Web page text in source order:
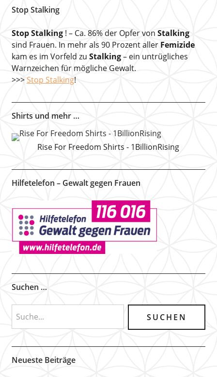
Stop Stalking
Stop Stalking! – Ca. 86% der Opfer von Stalking
sind Frauen. In mehr als 90 Prozent aller Femizide
kam es im Vorfeld zu Stalking– ein untrügliches
Warnzeichen für mögliche Gewalt.
>>> Stop Stalking!
Shirts und mehr …
Rise For Freedom Shirts - 1BillionRising
Hilfetelefon – Gewalt gegen Frauen
Suchen …
Neueste Beiträge